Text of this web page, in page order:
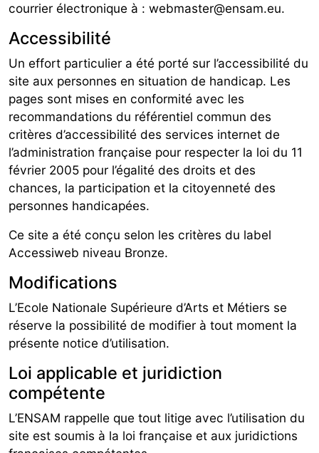
courrier électronique à : webmaster@ensam.eu.
Accessibilité
Un effort particulier a été porté sur l’accessibilité du
site aux personnes en situation de handicap. Les
pages sont mises en conformité avec les
recommandations du référentiel commun des
critères d’accessibilité des services internet de
l’administration française pour respecter la loi du 11
février 2005 pour l’égalité des droits et des
chances, la participation et la citoyenneté des
personnes handicapées.
Ce site a été conçu selon les critères du label
Accessiweb niveau Bronze.
Modifications
L’Ecole Nationale Supérieure d’Arts et Métiers se
réserve la possibilité de modifier à tout moment la
présente notice d’utilisation.
Loi applicable et juridiction
compétente
L’ENSAM rappelle que tout litige avec l’utilisation du
site est soumis à la loi française et aux juridictions